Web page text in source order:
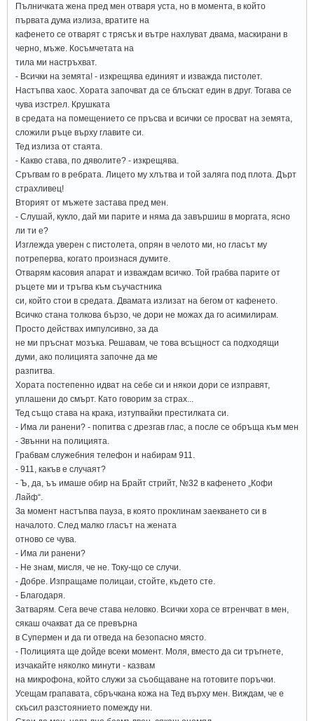
Пълничката жена пред мен отваря уста, но в момента, в който
първата дума излиза, вратите на
кафенето се отварят с трясък и вътре нахлуват двама, маскирани в
черно, мъже. Косъмчетата на
тила ми настръхват.
- Всички на земята! - изкрещява единият и изважда пистолет.
Настъпва хаос. Хората започват да се блъскат един в друг. Тогава се
чува изстрел. Крушката
в средата на помещението се пръсва и всички се просват на земята,
сложили ръце върху главите си.
Тед излиза от стаята.
- Какво става, по дяволите? - изкрещява.
Сръгвам го в ребрата. Лицето му хлътва и той заляга под плота. Дърт
страхливец!
Вторият от мъжете застава пред мен.
- Слушай, кукло, дай ми парите и няма да завършиш в моргата, ясно
ли ти е?
Изглежда уверен с пистолета, опрян в челото ми, но гласът му
потреперва, когато произнася думите.
Отварям касовия апарат и изваждам всичко. Той грабва парите от
ръцете ми и тръгва към съучастника
си, който стои в средата. Двамата излизат на бегом от кафенето.
Всичко стана толкова бързо, че дори не можах да го асимилирам.
Просто действах импулсивно, за да
не ми пръснат мозъка. Решавам, че това всъщност са подходящи
думи, ако полицията започне да ме
разпитва.
Хората постепенно идват на себе си и някои дори се изправят,
уплашени до смърт. Като говорим за страх...
Тед също става на крака, изтупвайки престилката си.
- Има ли ранени? - попитва с дрезгав глас, а после се обръща към мен
- Звънни на полицията.
Грабвам служебния телефон и набирам 911.
- 911, какъв е случаят?
- Ъ, да, ъъ имаше обир на Брайт стрийт, №32 в кафенето „Кофи
Лайф“.
За момент настъпва пауза, в която проклинам заекването си в
началото. След малко гласът на жената
отново се чува.
- Има ли ранени?
- Не знам, мисля, че не. Току-що се случи.
- Добре. Изпращаме полицаи, стойте, където сте.
- Благодаря.
Затварям. Сега вече става неловко. Всички хора се втренчват в мен,
сякаш очакват да се превърна
в Супермен и да ги отведа на безопасно място.
- Полицията ще дойде всеки момент. Моля, вместо да си тръгнете,
изчакайте няколко минути - казвам
на микрофона, който служи за съобщаване на готовите поръчки.
Усещам грапавата, сбръчкана кожа на Тед върху мен. Виждам, че е
скъсил разстоянието помежду ни.